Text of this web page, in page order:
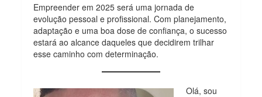
Empreender em 2025 será uma jornada de
evolução pessoal e profissional. Com planejamento,
adaptação e uma boa dose de confiança, o sucesso
estará ao alcance daqueles que decidirem trilhar
esse caminho com determinação.
Olá, sou